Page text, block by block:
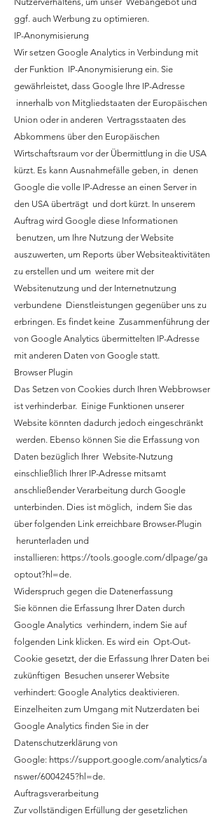
ggf. auch Werbung zu optimieren.
IP-Anonymisierung
Wir setzen Google Analytics in Verbindung mit
der Funktion IP-Anonymisierung ein. Sie
gewährleistet, dass Google Ihre IP-Adresse
innerhalb von Mitgliedstaaten der Europäischen
Union oder in anderen Vertragsstaaten des
Abkommens über den Europäischen
Wirtschaftsraum vor der Übermittlung in die USA
kürzt. Es kann Ausnahmefälle geben, in denen
Google die volle IP-Adresse an einen Server in
den USA überträgt und dort kürzt. In unserem
Auftrag wird Google diese Informationen
benutzen, um Ihre Nutzung der Website
auszuwerten, um Reports über Websiteaktivitäten
zu erstellen und um weitere mit der
Websitenutzung und der Internetnutzung
verbundene Dienstleistungen gegenüber uns zu
erbringen. Es findet keine Zusammenführung der
von Google Analytics übermittelten IP-Adresse
mit anderen Daten von Google statt.
Browser Plugin
Das Setzen von Cookies durch Ihren Webbrowser
ist verhinderbar. Einige Funktionen unserer
Website könnten dadurch jedoch eingeschränkt
werden. Ebenso können Sie die Erfassung von
Daten bezüglich Ihrer Website-Nutzung
einschließlich Ihrer IP-Adresse mitsamt
anschließender Verarbeitung durch Google
unterbinden. Dies ist möglich, indem Sie das
über folgenden Link erreichbare Browser-Plugin
herunterladen und
installieren: https://tools.google.com/dlpage/ga
optout?hl=de.
Widerspruch gegen die Datenerfassung
Sie können die Erfassung Ihrer Daten durch
Google Analytics verhindern, indem Sie auf
folgenden Link klicken. Es wird ein Opt-Out-
Cookie gesetzt, der die Erfassung Ihrer Daten bei
zukünftigen Besuchen unserer Website
verhindert: Google Analytics deaktivieren.
Einzelheiten zum Umgang mit Nutzerdaten bei
Google Analytics finden Sie in der
Datenschutzerklärung von
Google: https://support.google.com/analytics/a
nswer/6004245?hl=de.
Auftragsverarbeitung
Zur vollständigen Erfüllung der gesetzlichen